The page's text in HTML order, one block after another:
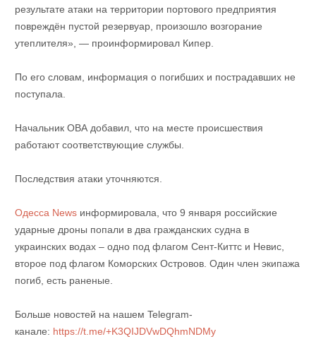
результате атаки на территории портового предприятия
повреждён пустой резервуар, произошло возгорание
утеплителя», — проинформировал Кипер.
По его словам, информация о погибших и пострадавших не
поступала.
Начальник ОВА добавил, что на месте происшествия
работают соответствующие службы.
Последствия атаки уточняются.
Одесса Newsинформировала, что 9 января российские
ударные дроны попали в два гражданских судна в
украинских водах – одно под флагом Сент-Киттс и Невис,
второе под флагом Коморских Островов. Один член экипажа
погиб, есть раненые.
Больше новостей на нашем Telegram-
канале: https://t.me/+K3QIJDVwDQhmNDMy